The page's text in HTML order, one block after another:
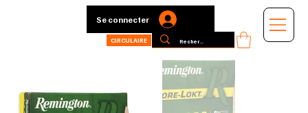
Se connecter
CIRCULAIRE